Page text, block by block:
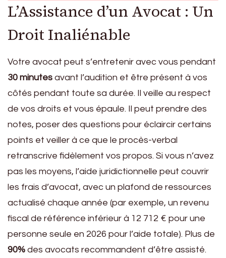
L’Assistance d’un Avocat : Un
Droit Inaliénable
Votre avocat peut s’entretenir avec vous pendant
30 minutes avant l’audition et être présent à vos
côtés pendant toute sa durée. Il veille au respect
de vos droits et vous épaule. Il peut prendre des
notes, poser des questions pour éclaircir certains
points et veiller à ce que le procès-verbal
retranscrive fidèlement vos propos. Si vous n’avez
pas les moyens, l’aide juridictionnelle peut couvrir
les frais d’avocat, avec un plafond de ressources
actualisé chaque année (par exemple, un revenu
fiscal de référence inférieur à 12 712 € pour une
personne seule en 2026 pour l’aide totale). Plus de
90% des avocats recommandent d’être assisté.